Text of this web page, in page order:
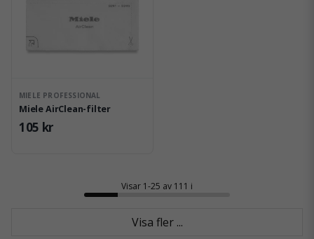
MIELE PROFESSIONAL
Miele AirClean-filter
105 kr
Visar 1-25 av 111 i
Visa fler ...